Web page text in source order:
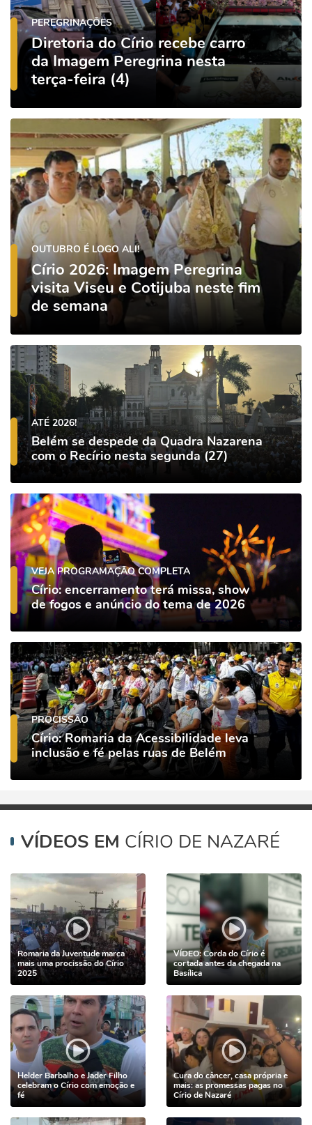
PEREGRINAÇÕES
Diretoria do Círio recebe carro
da Imagem Peregrina nesta
terça-feira (4)
OUTUBRO É LOGO ALI!
Círio 2026: Imagem Peregrina
visita Viseu e Cotijuba neste fim
de semana
ATÉ 2026!
Belém se despede da Quadra Nazarena
com o Recírio nesta segunda (27)
VEJA PROGRAMAÇÃO COMPLETA
Círio: encerramento terá missa, show
de fogos e anúncio do tema de 2026
PROCISSÃO
Círio: Romaria da Acessibilidade leva
inclusão e fé pelas ruas de Belém
VÍDEOS EM CÍRIO DE NAZARÉ
Romaria da Juventude marca
mais uma procissão do Círio
2025
VÍDEO: Corda do Círio é
cortada antes da chegada na
Basílica
Helder Barbalho e Jader Filho
celebram o Círio com emoção e
fé
Cura do câncer, casa própria e
mais: as promessas pagas no
Círio de Nazaré